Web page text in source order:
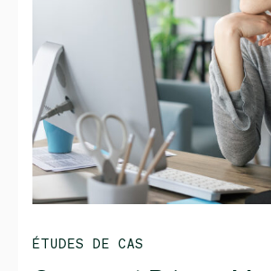
ÉTUDES DE CAS